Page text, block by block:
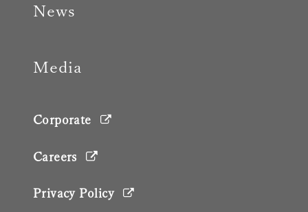
News
Media
Corporate
Careers
Privacy Policy